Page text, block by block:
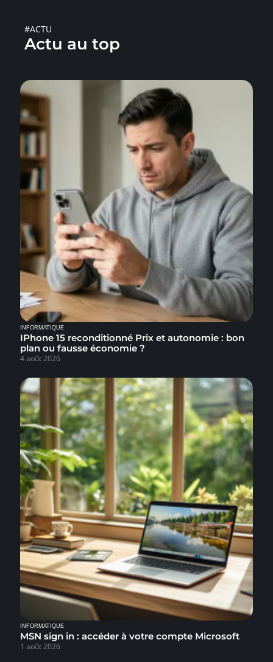
#ACTU
Actu au top
INFORMATIQUE
IPhone 15 reconditionné Prix et autonomie : bon
plan ou fausse économie ?
4 août 2026
INFORMATIQUE
MSN sign in : accéder à votre compte Microsoft
1 août 2026